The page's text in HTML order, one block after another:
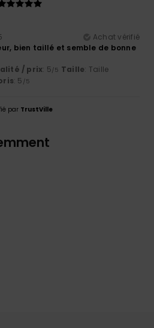
Achat vérifié
bien taillé et semble de bonne
/ prix: 5/5 Taille: Taille
: 5 /5
par TrustVille